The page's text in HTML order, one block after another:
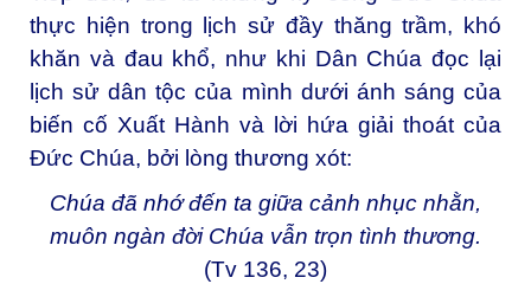
thực hiện trong lịch sử đầy thăng trầm, khó
khăn và đau khổ, như khi Dân Chúa đọc lại
lịch sử dân tộc của mình dưới ánh sáng của
biến cố Xuất Hành và lời hứa giải thoát của
Đức Chúa, bởi lòng thương xót:
Chúa đã nhớ đến ta giữa cảnh nhục nhằn,
muôn ngàn đời Chúa vẫn trọn tình thương.
(Tv 136, 23)